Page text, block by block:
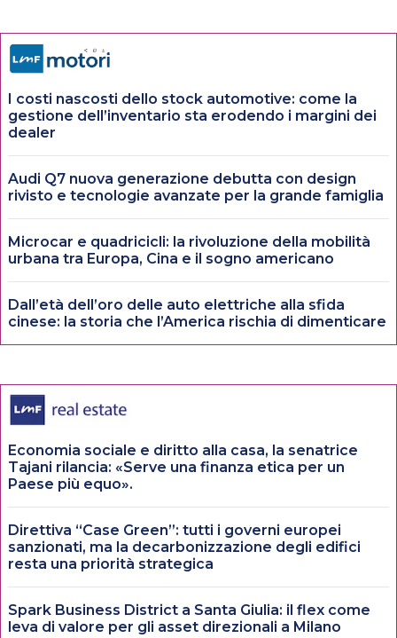
I costi nascosti dello stock automotive: come la
gestione dell’inventario sta erodendo i margini dei
dealer
Audi Q7 nuova generazione debutta con design
rivisto e tecnologie avanzate per la grande famiglia
Microcar e quadricicli: la rivoluzione della mobilità
urbana tra Europa, Cina e il sogno americano
Dall’età dell’oro delle auto elettriche alla sfida
cinese: la storia che l’America rischia di dimenticare
Economia sociale e diritto alla casa, la senatrice
Tajani rilancia: «Serve una finanza etica per un
Paese più equo».
Direttiva “Case Green”: tutti i governi europei
sanzionati, ma la decarbonizzazione degli edifici
resta una priorità strategica
Spark Business District a Santa Giulia: il flex come
leva di valore per gli asset direzionali a Milano